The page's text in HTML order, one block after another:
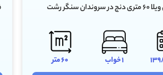
2 خواب 90 متر